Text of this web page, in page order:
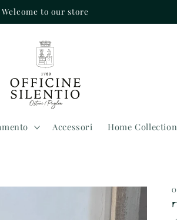
Welcome to our store
Accessori Home Collection